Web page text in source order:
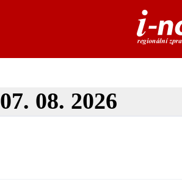
07. 08. 2026